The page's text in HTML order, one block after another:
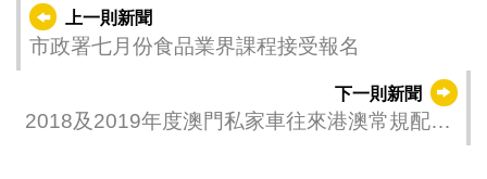
上一則新聞
市政署七月份食品業界課程接受報名
下一則新聞
2018及2019年度澳門私家車往來港澳常規配額